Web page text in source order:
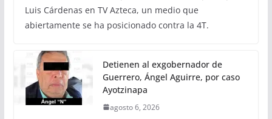
Luis Cárdenas en TV Azteca, un medio que
abiertamente se ha posicionado contra la 4T.
Detienen al exgobernador de
Guerrero, Ángel Aguirre, por caso
Ayotzinapa
agosto 6, 2026